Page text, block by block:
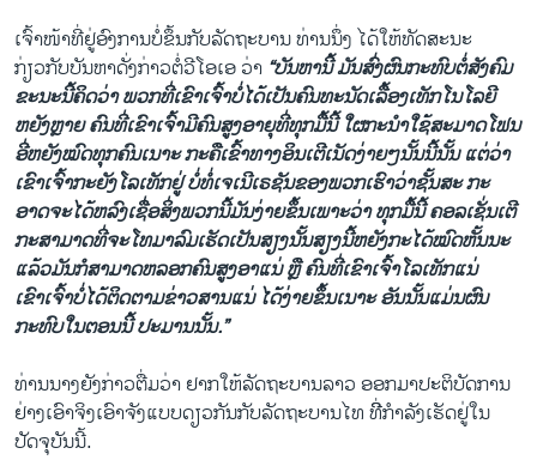
ເຈົ້າໜ້າທີ່ຢູ່ອົງການບໍ່ຂຶ້ນກັບລັດຖະບານ ທ່ານນຶ່ງ ໄດ້ໃຫ້ທັດສະນະ
ກ່ຽວກັບບັນຫາດັ່ງກ່າວຕໍ່ວີໂອເອ ວ່າ “ບັນຫານີ້ ມັນສົ່ງຜົນກະທົບຕໍ່ສັງຄົມ
ຂະນະນີ້ຄິດວ່າ ພວກທີ່ເຂົາເຈົ້າບໍ່ໄດ້ເປັນຄົນທະນັດເລື້ອງເທັກໂນໂລຍີ
ຫຍັງຫຼາຍ ຄົນທີ່ເຂົາເຈົ້າມີຄົນສູງອາຍຸທີ່ທຸກມື້ນີ້ ໃຜກະນຳໃຊ້ສະມາດໂຟນ
ອີ່ຫຍັງໝົດທຸກຄົນເນາະ ກະຄືເຂົ້າທາງອິນເຕີເນັດງ່າຍໆນັ້ນນີ້ນັ້ນ ແຕ່ວ່າ
ເຂົາເຈົ້າກະຍັງໂລເທັກຢູ່ ບໍ່ທໍ່ເຈເນີເຣຊັນຂອງພວກເຮົາວ່າຊັ້ນສະ ກະ
ອາດຈະໄດ້ຫລົງເຊື່ອສິ່ງພວກນີ້ມັນງ່າຍຂຶ້ນເພາະວ່າ ທຸກມື້ນີ້ ຄອລເຊັ່ນເຕີ
ກະສາມາດທີ່ຈະໂທມາລົມເຮັດເປັນສຽງນັ້ນສຽງນີ້ຫຍັງກະໄດ້ໝົດຫັ້ນນະ
ແລ້ວມັນກໍສາມາດຫລອກຄົນສູງອາແນ່ ຫຼື ຄົນທີ່ເຂົາເຈົ້າໂລເທັກແນ່
ເຂົາເຈົ້າບໍ່ໄດ້ຕິດຕາມຂ່າວສານແນ່ ໄດ້ງ່າຍຂຶ້ນເນາະ ອັນນັ້ນແມ່ນຜົນ
ກະທົບໃນຕອນນີ້ ປະມານນັ້ນ.”
ທ່ານນາງຍັງກ່າວຕື່ມວ່າ ຢາກໃຫ້ລັດຖະບານລາວ ອອກມາປະຕິບັດການ
ຢ່າງເອົາຈິງເອົາຈັງແບບດຽວກັນກັບລັດຖະບານໄທ ທີີ່ກຳລັງເຮັດຢູ່ໃນ
ປັດຈຸບັນນີ້.